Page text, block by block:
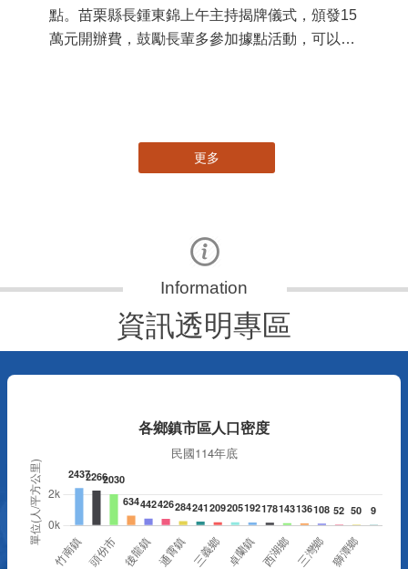
點。苗栗縣長鍾東錦上午主持揭牌儀式，頒發15
萬元開辦費，鼓勵長輩多參加據點活動，可以更
更多
資訊透明專區